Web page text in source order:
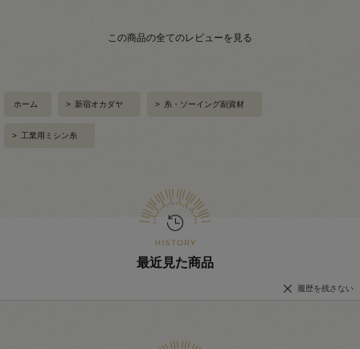
この商品の全てのレビューを見る
ホーム > 新宿オカダヤ > 糸・ソーイング副資材
> 工業用ミシン糸
最近見た商品
履歴を残さない